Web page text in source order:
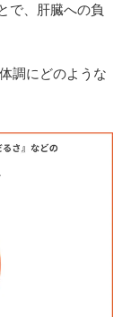
で、肝臓への負
調にどのような